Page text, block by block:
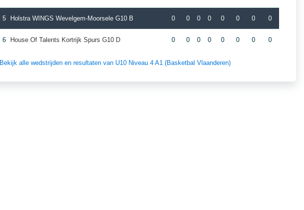
5 Holstra WINGS Wevelgem-Moorsele G10 B 0 0 0 0 0 0 0 0
6 House Of Talents Kortrijk Spurs G10 D 0 0 0 0 0 0 0 0
Bekijk alle wedstrijden en resultaten van U10 Niveau 4 A1 (Basketbal Vlaanderen)